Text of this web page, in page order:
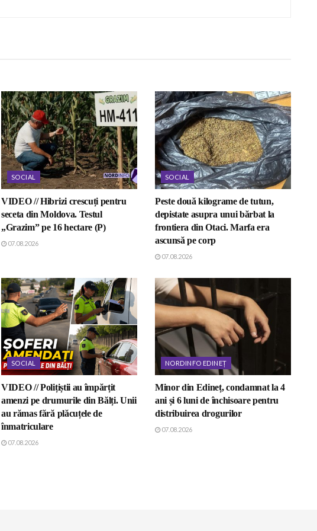
SOCIAL
VIDEO // Hibrizi crescuți pentru
seceta din Moldova. Testul
„Grazim” pe 16 hectare (P)
07.08.2026
SOCIAL
Peste două kilograme de tutun,
depistate asupra unui bărbat la
frontiera din Otaci. Marfa era
ascunsă pe corp
07.08.2026
SOCIAL
VIDEO // Polițiștii au împărțit
amenzi pe drumurile din Bălți. Unii
au rămas fără plăcuțele de
înmatriculare
07.08.2026
NORDINFO EDINEȚ
Minor din Edineț, condamnat la 4
ani și 6 luni de închisoare pentru
distribuirea drogurilor
07.08.2026